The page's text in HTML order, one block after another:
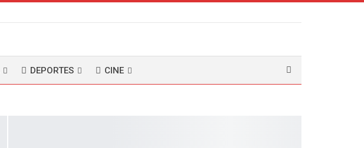
DEPORTES CINE